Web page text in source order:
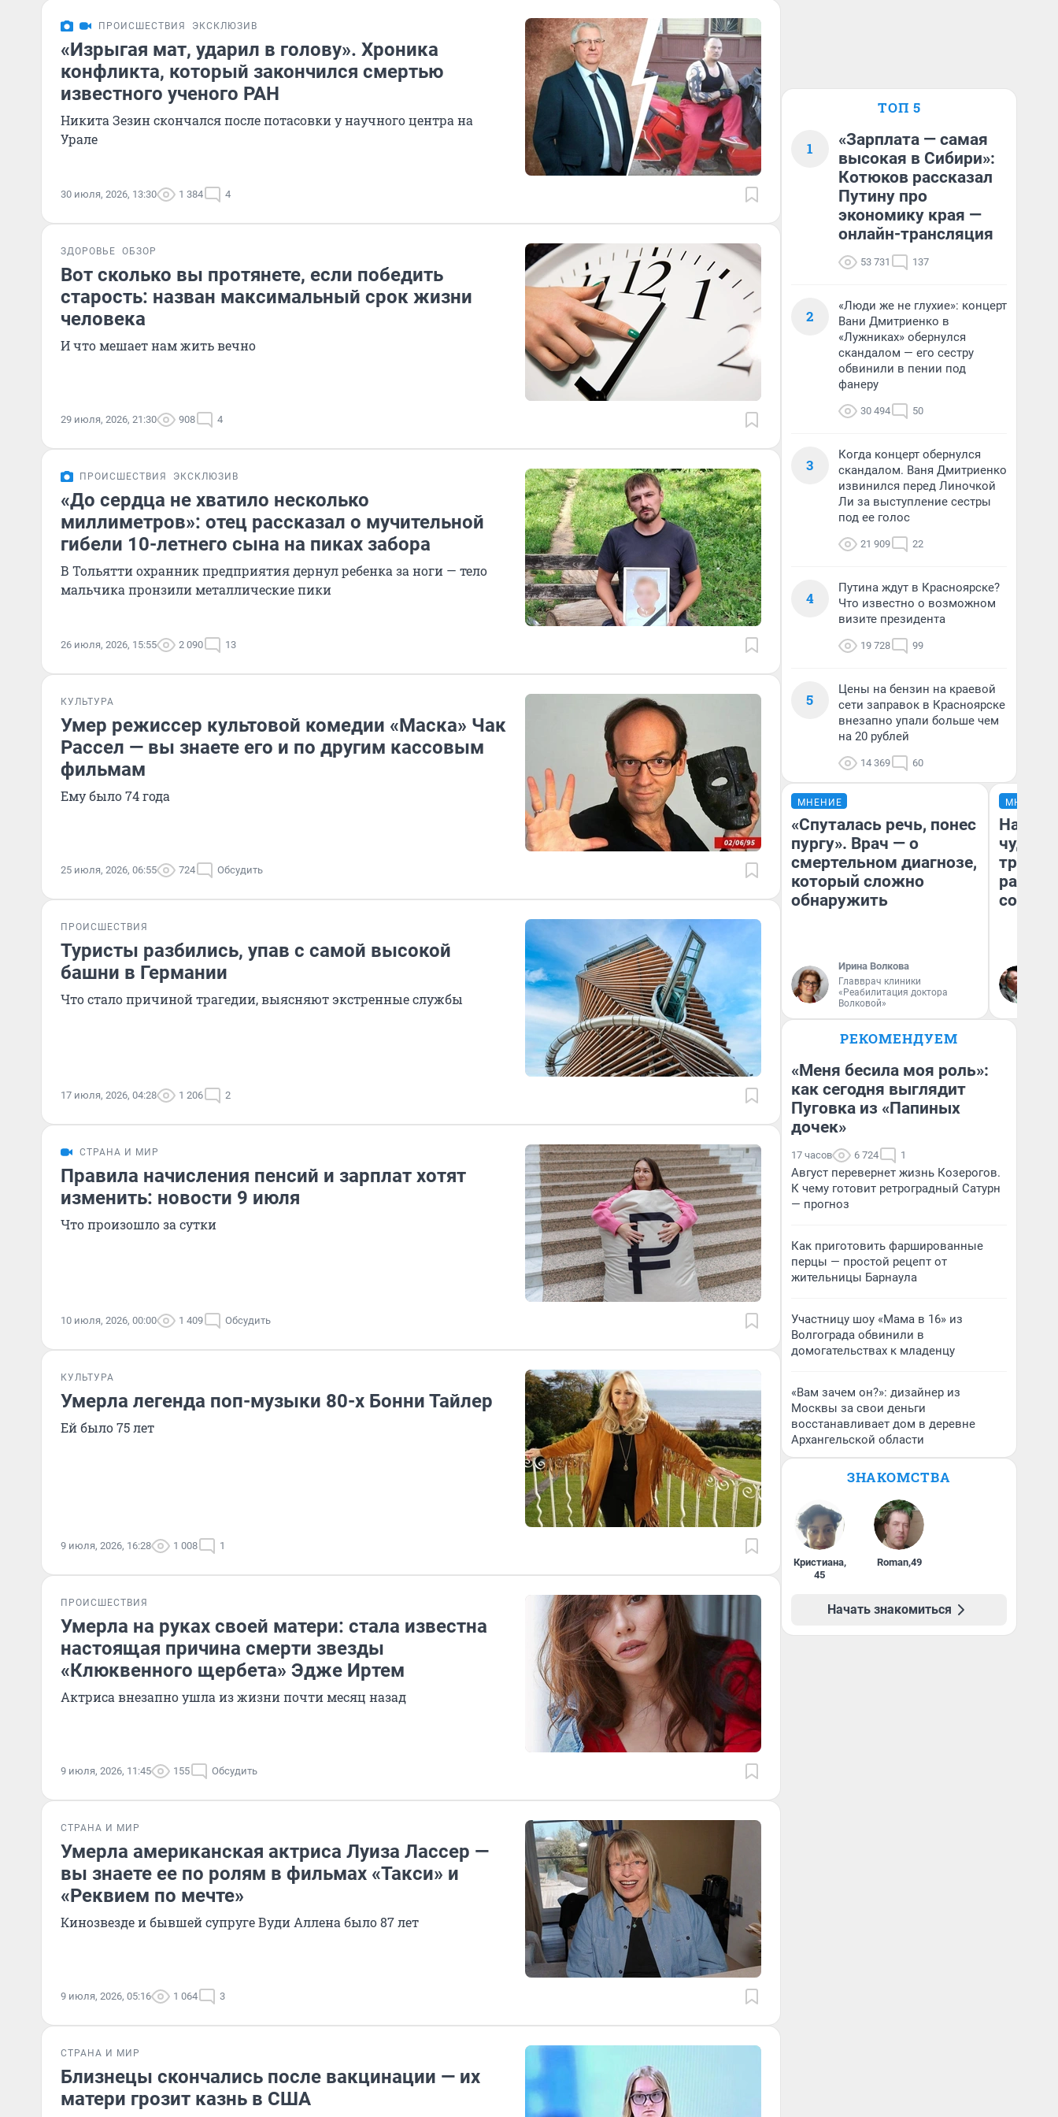
ПРОИСШЕСТВИЯ ЭКСКЛЮЗИВ
«Изрыгая мат, ударил в голову». Хроника
конфликта, который закончился смертью
известного ученого РАН
Никита Зезин скончался после потасовки у научного центра на
Урале
30 июля, 2026, 13:30 1 384 4
ЗДОРОВЬЕ ОБЗОР
Вот сколько вы протянете, если победить
старость: назван максимальный срок жизни
человека
И что мешает нам жить вечно
29 июля, 2026, 21:30 908 4
ПРОИСШЕСТВИЯ ЭКСКЛЮЗИВ
«До сердца не хватило несколько
миллиметров»: отец рассказал о мучительной
гибели 10-летнего сына на пиках забора
В Тольятти охранник предприятия дернул ребенка за ноги — тело
мальчика пронзили металлические пики
26 июля, 2026, 15:55 2 090 13
КУЛЬТУРА
Умер режиссер культовой комедии «Маска» Чак
Рассел — вы знаете его и по другим кассовым
фильмам
Ему было 74 года
25 июля, 2026, 06:55 724 Обсудить
ПРОИСШЕСТВИЯ
Туристы разбились, упав с самой высокой
башни в Германии
Что стало причиной трагедии, выясняют экстренные службы
17 июля, 2026, 04:28 1 206 2
СТРАНА И МИР
Правила начисления пенсий и зарплат хотят
изменить: новости 9 июля
Что произошло за сутки
10 июля, 2026, 00:00 1 409 Обсудить
КУЛЬТУРА
Умерла легенда поп-музыки 80-х Бонни Тайлер
Ей было 75 лет
9 июля, 2026, 16:28 1 008 1
ПРОИСШЕСТВИЯ
Умерла на руках своей матери: стала известна
настоящая причина смерти звезды
«Клюквенного щербета» Эдже Иртем
Актриса внезапно ушла из жизни почти месяц назад
9 июля, 2026, 11:45 155 Обсудить
СТРАНА И МИР
Умерла американская актриса Луиза Лассер —
вы знаете ее по ролям в фильмах «Такси» и
«Реквием по мечте»
Кинозвезде и бывшей супруге Вуди Аллена было 87 лет
9 июля, 2026, 05:16 1 064 3
СТРАНА И МИР
Близнецы скончались после вакцинации — их
матери грозит казнь в США
ТОП 5
1
«Зарплата — самая
высокая в Сибири»:
Котюков рассказал
Путину про
экономику края —
онлайн-трансляция
53 731 137
2
«Люди же не глухие»: концерт
Вани Дмитриенко в
«Лужниках» обернулся
скандалом — его сестру
обвинили в пении под
фанеру
30 494 50
3
Когда концерт обернулся
скандалом. Ваня Дмитриенко
извинился перед Линочкой
Ли за выступление сестры
под ее голос
21 909 22
4
Путина ждут в Красноярске?
Что известно о возможном
визите президента
19 728 99
5
Цены на бензин на краевой
сети заправок в Красноярске
внезапно упали больше чем
на 20 рублей
14 369 60
МНЕНИЕ
«Спуталась речь, понес
пургу». Врач — о
смертельном диагнозе,
который сложно
обнаружить
Ирина Волкова
Главврач клиники
«Реабилитация доктора
Волковой»
МНЕНИЕ
чудом
РЕКОМЕНДУЕМ
«Меня бесила моя роль»:
как сегодня выглядит
Пуговка из «Папиных
дочек»
17 часов 6 724 1
Август перевернет жизнь Козерогов.
К чему готовит ретроградный Сатурн
— прогноз
Как приготовить фаршированные
перцы — простой рецепт от
жительницы Барнаула
Участницу шоу «Мама в 16» из
Волгограда обвинили в
домогательствах к младенцу
«Вам зачем он?»: дизайнер из
Москвы за свои деньги
восстанавливает дом в деревне
Архангельской области
ЗНАКОМСТВА
Кристиана,
45
Roman,49
Начать знакомиться